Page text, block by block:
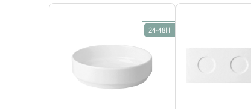
24-48H